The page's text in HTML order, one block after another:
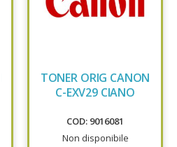
TONER ORIG CANON
C-EXV29 CIANO
COD: 9016081
Non disponibile